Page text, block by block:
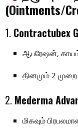
(Ointments/
1. Contractubex
ஆபரேஷன்,
தினமும் 2
2. Mederma
மிகவும்